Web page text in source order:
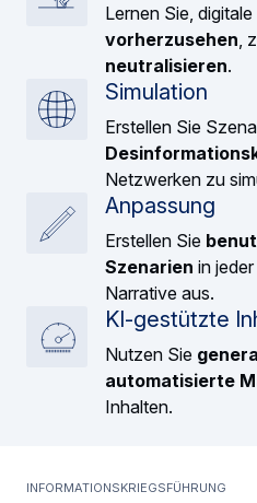
Lernen Sie,
vorherzusehen ,
neutralisieren.
Simulation
Erstellen Sie
Netzwerken zu
Anpassung
Erstellen Sie
Szenarien in
Narrative aus.
KI-gestützte
Nutzen Sie
automatisierte
Inhalten.
Informationskriegsführung